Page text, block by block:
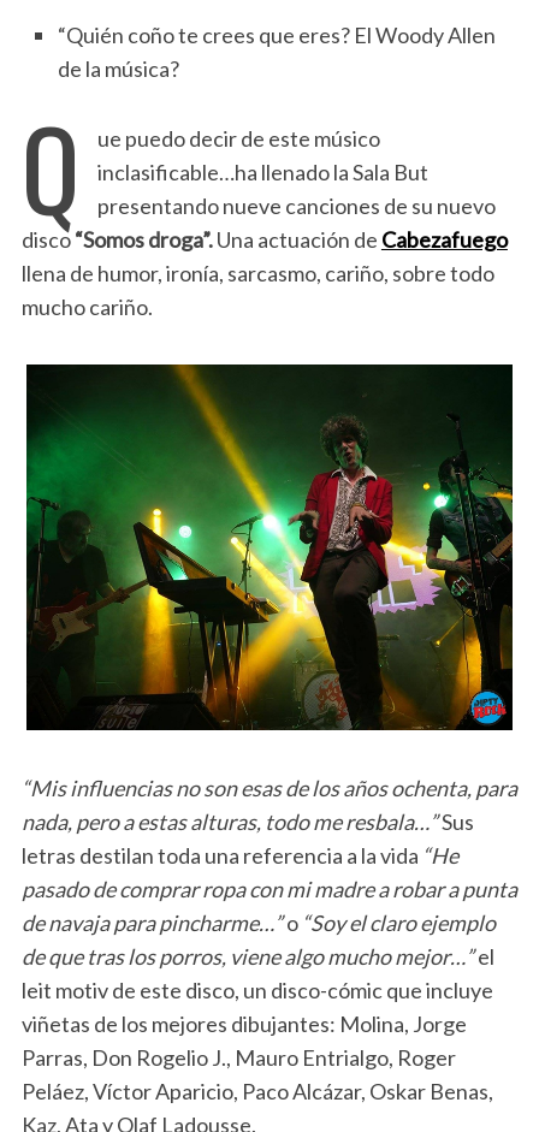
“Quién coño te crees que eres? El Woody Allen
de la música?
Q
ue puedo decir de este músico
inclasificable…ha llenado la Sala But
presentando nueve canciones de su nuevo
disco“Somos droga”.Una actuación de Cabezafuego
llena de humor, ironía, sarcasmo, cariño, sobre todo
mucho cariño.
“Mis influencias no son esas de los años ochenta, para
nada, pero a estas alturas, todo me resbala…”Sus
letras destilan toda una referencia a la vida “He
pasado de comprar ropa con mi madre a robar a punta
de navaja para pincharme…”o “Soy el claro ejemplo
de que tras los porros, viene algo mucho mejor…”el
leit motiv de este disco, un disco-cómic que incluye
viñetas de los mejores dibujantes: Molina, Jorge
Parras, Don Rogelio J., Mauro Entrialgo, Roger
Peláez, Víctor Aparicio, Paco Alcázar, Oskar Benas,
Kaz, Ata y Olaf Ladousse.